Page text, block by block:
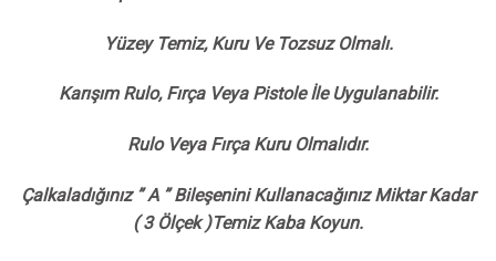
Yüzey Temiz, Kuru Ve Tozsuz Olmalı.
Karışım Rulo, Fırça Veya Pistole İle Uygulanabilir.
Rulo Veya Fırça Kuru Olmalıdır.
Çalkaladığınız ” A ” Bileşenini Kullanacağınız Miktar Kadar
( 3 Ölçek )Temiz Kaba Koyun.